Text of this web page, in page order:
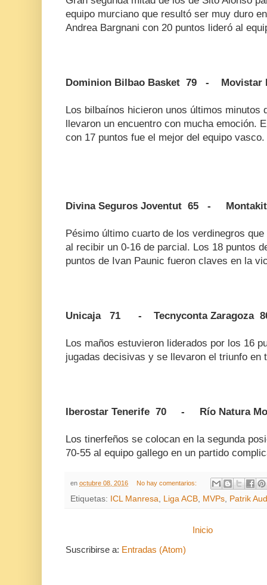
equipo murciano que resultó ser muy duro
Andrea Bargnani con 20 puntos lideró al
Dominion Bilbao Basket 79 - Movistar
Los bilbaínos hicieron unos últimos minutos
llevaron un encuentro con mucha emoción.
con 17 puntos fue el mejor del equipo vasco.
Divina Seguros Joventut 65 - Montakit
Pésimo último cuarto de los verdinegros
al recibir un 0-16 de parcial. Los 18 puntos
puntos de Ivan Paunic fueron claves en la
Unicaja 71 - Tecnyconta Zaragoza
Los maños estuvieron liderados por los 16
jugadas decisivas y se llevaron el triunfo en
Iberostar Tenerife 70 - Río Natura
Los tinerfeños se colocan en la segunda
70-55 al equipo gallego en un partido
en octubre 08, 2016 No hay comentarios:
Etiquetas: ICL Manresa Liga ACB MVPs Patrik
Inicio
Suscribirse a: Entradas (Atom)